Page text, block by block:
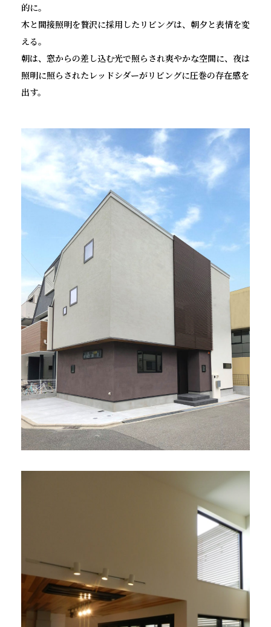
的に。
木と間接照明を贅沢に採用したリビングは、朝夕と表情を変
える。
朝は、窓からの差し込む光で照らされ爽やかな空間に、夜は
照明に照らされたレッドシダーがリビングに圧巻の存在感を
出す。